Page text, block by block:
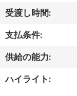
い
て
工
場
受渡し時間:
支払条件:
供給の能力:
ハイライト: